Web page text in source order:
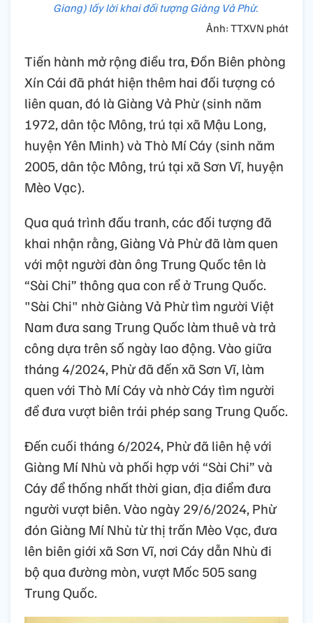
Giang) lấy lời khai đối tượng Giàng Vả Phừ.
Ảnh: TTXVN phát
Tiến hành mở rộng điều tra, Đồn Biên phòng
Xín Cái đã phát hiện thêm hai đối tượng có
liên quan, đó là Giàng Vả Phừ (sinh năm
1972, dân tộc Mông, trú tại xã Mậu Long,
huyện Yên Minh) và Thò Mí Cáy (sinh năm
2005, dân tộc Mông, trú tại xã Sơn Vĩ, huyện
Mèo Vạc).
Qua quá trình đấu tranh, các đối tượng đã
khai nhận rằng, Giàng Vả Phừ đã làm quen
với một người đàn ông Trung Quốc tên là
“Sài Chi” thông qua con rể ở Trung Quốc.
"Sài Chi" nhờ Giàng Vả Phừ tìm người Việt
Nam đưa sang Trung Quốc làm thuê và trả
công dựa trên số ngày lao động. Vào giữa
tháng 4/2024, Phừ đã đến xã Sơn Vĩ, làm
quen với Thò Mí Cáy và nhờ Cáy tìm người
để đưa vượt biên trái phép sang Trung Quốc.
Đến cuối tháng 6/2024, Phừ đã liên hệ với
Giàng Mí Nhù và phối hợp với “Sài Chi” và
Cáy để thống nhất thời gian, địa điểm đưa
người vượt biên. Vào ngày 29/6/2024, Phừ
đón Giàng Mí Nhù từ thị trấn Mèo Vạc, đưa
lên biên giới xã Sơn Vĩ, nơi Cáy dẫn Nhù đi
bộ qua đường mòn, vượt Mốc 505 sang
Trung Quốc.